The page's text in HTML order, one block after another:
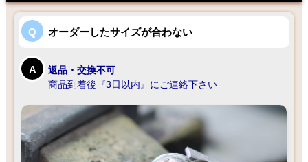
オーダーしたサイズが合わない
返品・交換不可
商品到着後『3日以内』にご連絡下さい